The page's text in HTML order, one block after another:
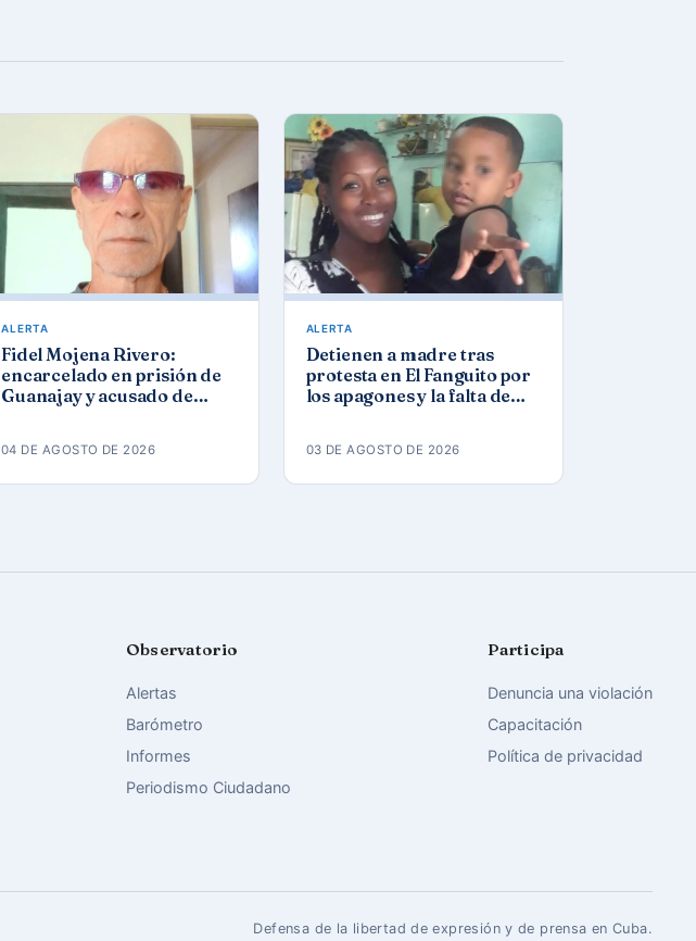
ALERTA
Fidel Mojena Rivero:
encarcelado en prisión de
Guanajay y acusado de
04 DE AGOSTO DE 2026
ALERTA
Detienen a madre tras
protesta en El Fanguito por
los apagones y la falta de
03 DE AGOSTO DE 2026
Observatorio
Alertas
Barómetro
Informes
Periodismo Ciudadano
Participa
Denuncia una violación
Capacitación
Política de privacidad
Defensa de la libertad de expresión y de prensa en Cuba.